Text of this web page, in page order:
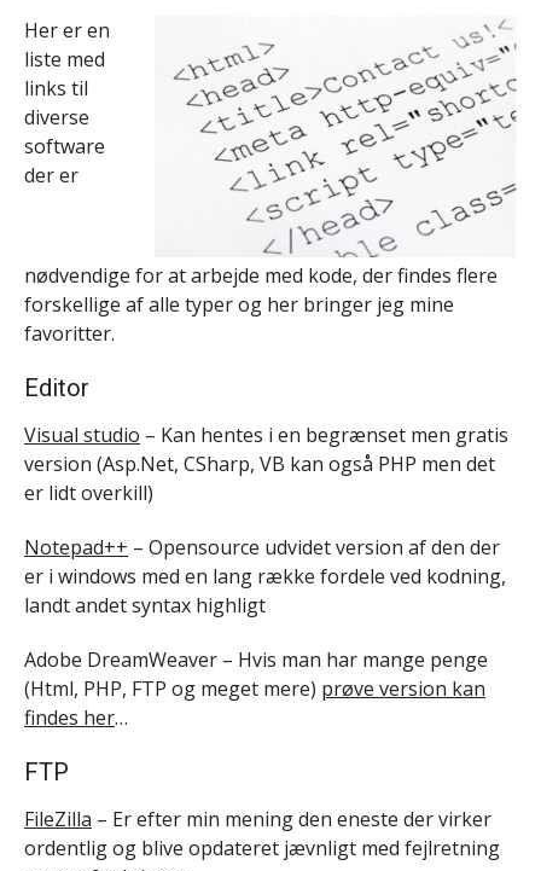
Her er en
liste med
links til
diverse
software
der er
nødvendige for at arbejde med kode, der findes flere
forskellige af alle typer og her bringer jeg mine
favoritter.
Editor
Visual studio – Kan hentes i en begrænset men gratis
version (Asp.Net, CSharp, VB kan også PHP men det
er lidt overkill)
Notepad++ – Opensource udvidet version af den der
er i windows med en lang række fordele ved kodning,
landt andet syntax highligt
Adobe DreamWeaver – Hvis man har mange penge
(Html, PHP, FTP og meget mere) prøve version kan
findes her…
FTP
FileZilla – Er efter min mening den eneste der virker
ordentlig og blive opdateret jævnligt med fejlretning